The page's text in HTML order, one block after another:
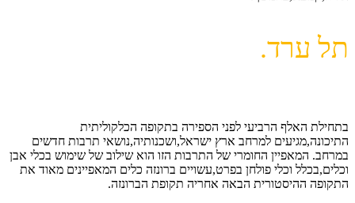
תל ערד.
בתחילת האלף הרביעי לפני הספירה בתקופה הכלקוליתית
התיכונה,מגיעים למרחב ארץ ישראל,ושכנותיה,נושאי תרבות חדשים
במרחב. המאפיין החומרי של התרבות הזו הוא שילוב של שימוש בכלי אבן
וכלים,בכלל וכלי פולחן בפרט,עשויים ברונזה כלים המאפיינים מאוד את
התקופה ההיסטורית הבאה אחריה תקופת הברונזה.